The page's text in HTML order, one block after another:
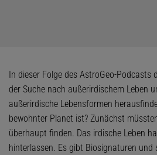
In dieser Folge des AstroGeo-Podcasts
der Suche nach außerirdischem Leben
außerirdische Lebensformen
bewohnter Planet ist? Zunächst
überhaupt finden. Das irdische Leben
hinterlassen. Es gibt Biosignaturen und